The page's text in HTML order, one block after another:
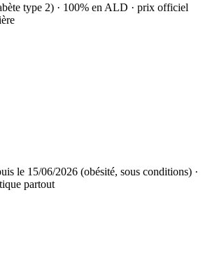
type 2) · 100% en ALD · prix officiel
le 15/06/2026 (obésité, sous conditions) ·
partout